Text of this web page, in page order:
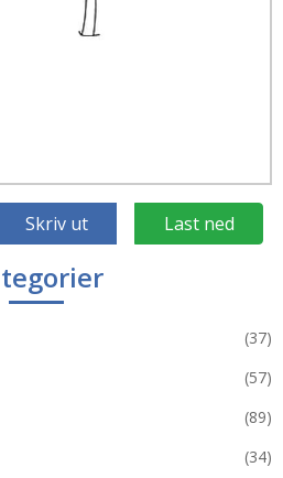
Skriv ut Last ned
(37)
(57)
(89)
(34)